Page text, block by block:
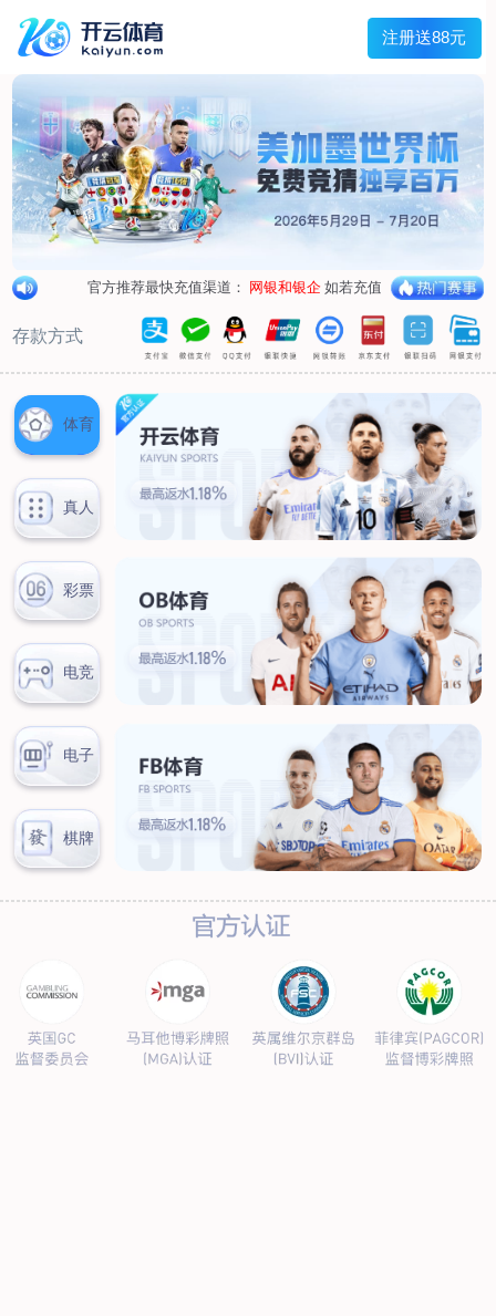
Menu
网站首页
关于我们
产品中心
荣誉资质
厂区设备
人才招聘
新闻中心
销售网点